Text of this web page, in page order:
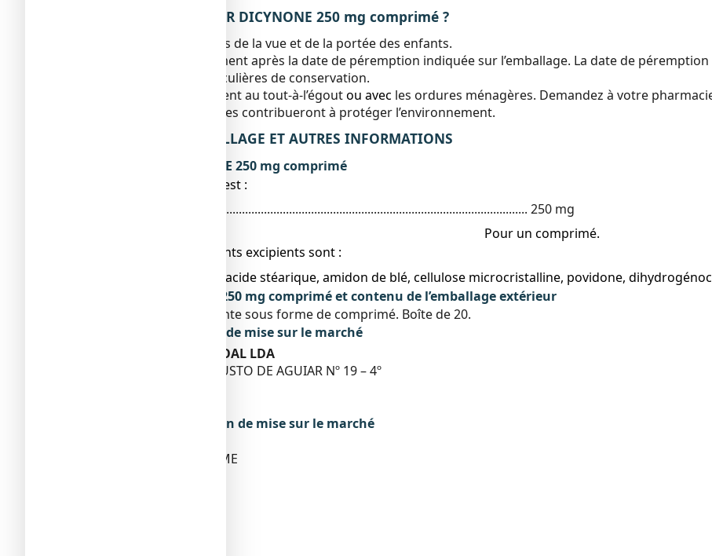
5. COMMENT CONSERVER DICYNONE 250 mg comprimé ?
Tenir ce médicament hors de la vue et de la portée des enfants.
N’utilisez pas ce médicament après la date de péremption indiquée sur l’emballage. La date de
Pas de précautions particulières de conservation.
Ne jetez aucun médicament au tout-à-l’égoutou avec les ordures ménagères. Demandez à votre
n’utilisez plus. Ces mesures contribueront à protéger l’environnement.
6. CONTENU DE L’EMBALLAGE ET AUTRES INFORMATIONS
Ce que contient DICYNONE 250 mg comprimé
● La substance active est :
Etamsylate..................................................................................................................... 250 mg
Pour un comprimé.
● Les autres composants excipients sont :
Sulfite de sodium, acide stéarique, amidon de blé, cellulose microcristalline, povidone,
Qu’est-ce que DICYNONE 250 mg comprimé et contenu de l’emballage extérieur
Ce médicament se présente sous forme de comprimé. Boîte de 20.
Titulaire de l’autorisation de mise sur le marché
OMEDICAMED UNIPESSOAL LDA
AVENIDA ANTÓNIO AUGUSTO DE AGUIAR Nº 19 – 4º
Exploitant de l’autorisation de mise sur le marché
ZONE D’ACTIVITE LA BALME